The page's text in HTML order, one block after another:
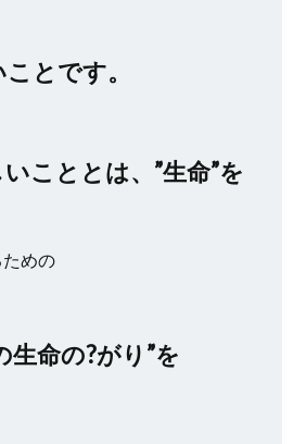
とです。
こととは、”生命”を
ための
生命の?がり”を